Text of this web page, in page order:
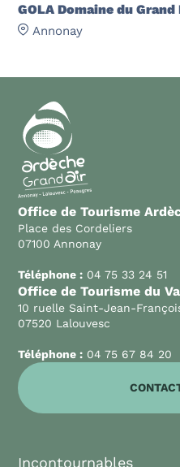
GOLA Domaine du
Annonay
Office de Tourisme
Place des Cordeliers
07100 Annonay
Téléphone : 04 75 33 24 51
Office de Tourisme du
10 ruelle Saint-Jean-
07520 Lalouvesc
Téléphone : 04 75 67 84 20
Incontournables